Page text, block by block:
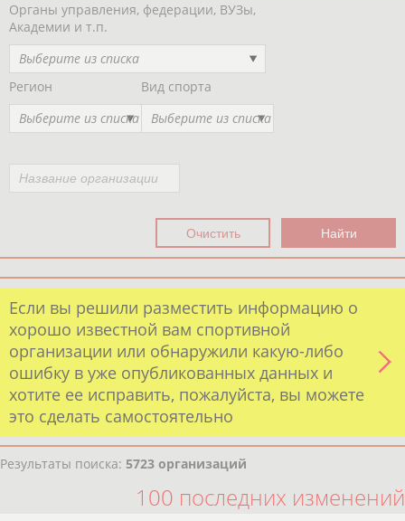
Органы управления, федерации, ВУЗы,
Академии и т.п.
Выберите из списка
Регион
Выберите из списка
Вид спорта
Выберите из списка
Если вы решили разместить информацию о
хорошо известной вам спортивной
организации или обнаружили какую-либо
ошибку в уже опубликованных данных и
хотите ее исправить, пожалуйста, вы можете
это сделать самостоятельно
Результаты поиска: 5723 организаций
100 последних изменений